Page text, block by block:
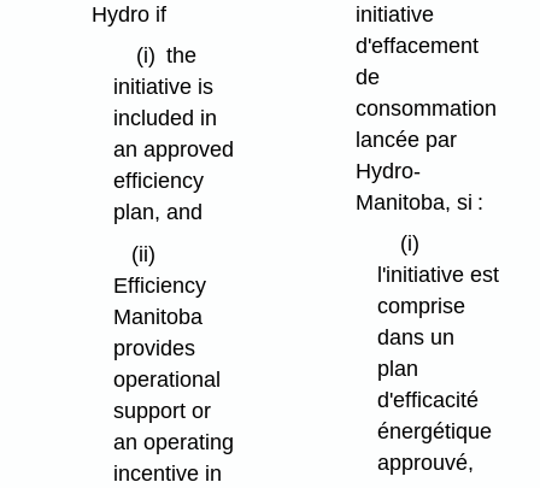
Hydro if
(i) the
initiative is
included in
an approved
efficiency
plan, and
(ii)
Efficiency
Manitoba
provides
operational
support or
an operating
incentive in
initiative
d'effacement
de
consommation
lancée par
Hydro-
Manitoba, si :
(i)
l'initiative est
comprise
dans un
plan
d'efficacité
énergétique
approuvé,